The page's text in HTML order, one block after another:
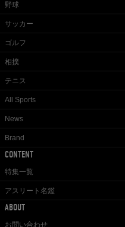
野球
サッカー
ゴルフ
相撲
テニス
All Sports
News
Brand
CONTENT
特集一覧
アスリート名鑑
ABOUT
お問い合わせ